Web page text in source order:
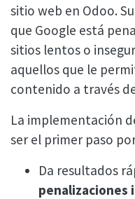
sitio web en Odoo.
que Google está
sitios lentos o
aquellos que le
contenido a través
La implementación
ser el primer paso
Da resultados
penalizaciones